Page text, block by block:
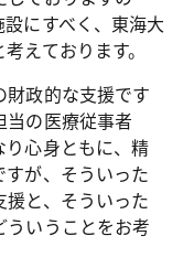
にすべく、東海大
えております。
財政的な支援です
当の医療従事者
り心身ともに、精
が、そういった
と、そういった
ういうことをお考